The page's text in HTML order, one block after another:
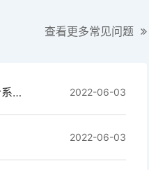
查看更多常见问题
制冷剂R404 R23对可编程温湿度试验箱制冷系统的重要性 2022-06-03
2022-06-03